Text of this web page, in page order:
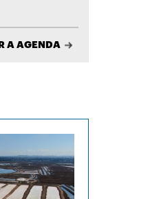
A AGENDA